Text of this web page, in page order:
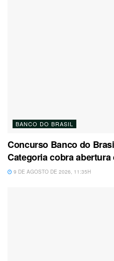
BANCO DO BRASIL
Concurso Banco do
Categoria cobra
9 DE AGOSTO DE 2026, 11:35H